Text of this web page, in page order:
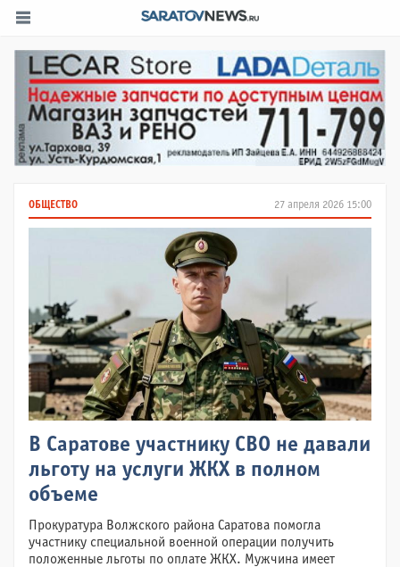
27 апреля 2026 15:00
ОБЩЕСТВО
В Саратове участнику СВО не давали
льготу на услуги ЖКХ в полном
объеме
Прокуратура Волжского района Саратова помогла
участнику специальной военной операции получить
положенные льготы по оплате ЖКХ. Мужчина имеет